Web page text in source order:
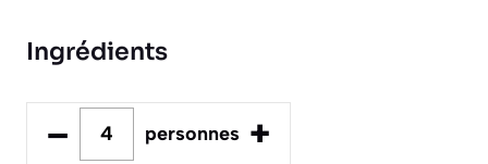
Ingrédients
– personnes +